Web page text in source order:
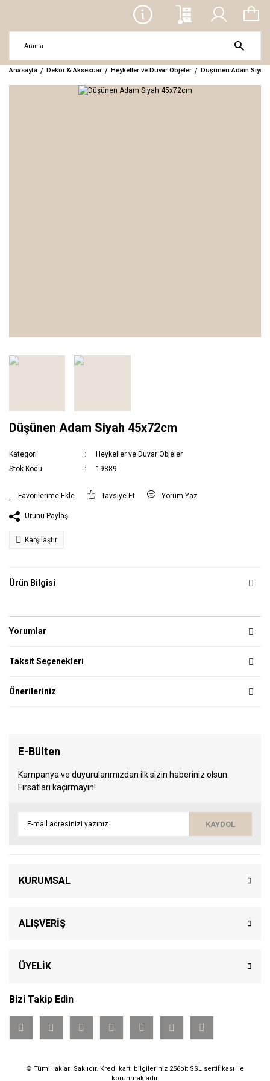
Anasayfa Dekor & Aksesuar Heykeller ve Duvar Objeler Düşünen Adam Siyah
Düşünen Adam Siyah 45x72cm
Kategori
Heykeller ve Duvar Objeler
Stok Kodu
19889
Tavsiye Et Yorum Yaz
Ürünü Paylaş
Karşılaştır
Ürün Bilgisi
Yorumlar
Taksit Seçenekleri
Önerileriniz
E-Bülten
Kampanya ve duyurularımızdan ilk sizin haberiniz olsun.
Fırsatları kaçırmayın!
KAYDOL
KURUMSAL
ALIŞVERİŞ
ÜYELİK
Bizi Takip Edin
© Tüm Hakları Saklıdır. Kredi kartı bilgileriniz 256bit SSL sertifikası ile
korunmaktadır.